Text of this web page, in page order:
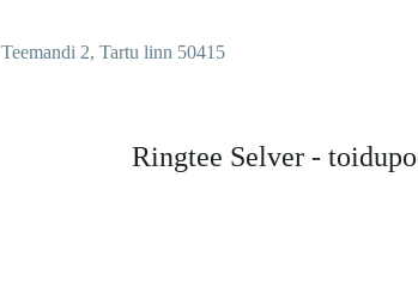
Teemandi 2, Tartu linn 50415
Ringtee Selver -